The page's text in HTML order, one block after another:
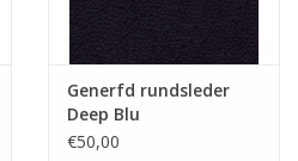
Generfd rundsleder
Deep Blu
€50,00